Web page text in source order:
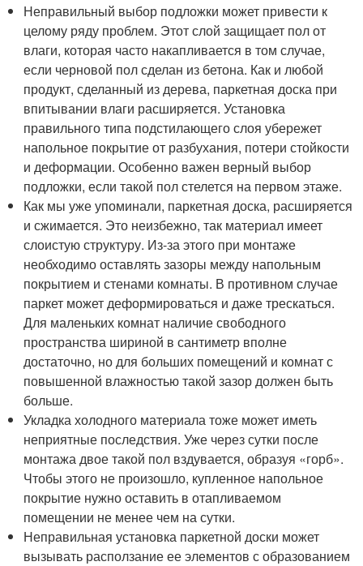
Неправильный выбор подложки может привести к
целому ряду проблем. Этот слой защищает пол от
влаги, которая часто накапливается в том случае,
если черновой пол сделан из бетона. Как и любой
продукт, сделанный из дерева, паркетная доска при
впитывании влаги расширяется. Установка
правильного типа подстилающего слоя убережет
напольное покрытие от разбухания, потери стойкости
и деформации. Особенно важен верный выбор
подложки, если такой пол стелется на первом этаже.
Как мы уже упоминали, паркетная доска, расширяется
и сжимается. Это неизбежно, так материал имеет
слоистую структуру. Из-за этого при монтаже
необходимо оставлять зазоры между напольным
покрытием и стенами комнаты. В противном случае
паркет может деформироваться и даже трескаться.
Для маленьких комнат наличие свободного
пространства шириной в сантиметр вполне
достаточно, но для больших помещений и комнат с
повышенной влажностью такой зазор должен быть
больше.
Укладка холодного материала тоже может иметь
неприятные последствия. Уже через сутки после
монтажа двое такой пол вздувается, образуя «горб».
Чтобы этого не произошло, купленное напольное
покрытие нужно оставить в отапливаемом
помещении не менее чем на сутки.
Неправильная установка паркетной доски может
вызывать расползание ее элементов с образованием